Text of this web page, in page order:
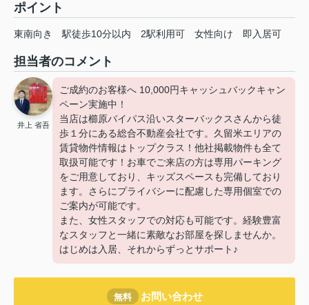
ポイント
東南向き 駅徒歩10分以内 2駅利用可 女性向け 即入居可
担当者のコメント
井上 省吾
ご成約のお客様へ 10,000円キャッシュバックキャン
ペーン実施中！
当店は櫛原バイパス沿いスターバックスさんから徒
歩１分にある総合不動産会社です。久留米エリアの
賃貸物件情報はトップクラス！他社掲載物件も全て
取扱可能です！お車でご来店の方は専用パーキング
をご用意しており、キッズスペースも完備しており
ます。さらにプライバシーに配慮した専用個室での
ご案内が可能です。
また、女性スタッフでの対応も可能です。経験豊富
なスタッフと一緒に素敵なお部屋を探しませんか。
はじめは入居、それからずっとサポート♪
無料 お問い合わせ